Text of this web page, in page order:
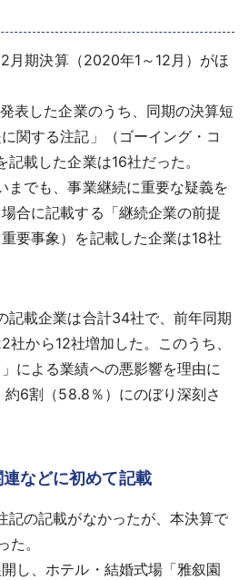
事例
あるご質問
期決算（2020年1～12月）がほ
表した企業のうち、同期の決算短
関する注記」（ゴーイング・コ
載した企業は16社だった。
でも、事業継続に重要な疑義を
合に記載する「継続企業の前提
要事象）を記載した企業は18社
記載企業は合計34社で、前年同期
社から12社増加した。このうち、
」による業績への悪影響を理由に
6割（58.8％）にのぼり深刻さ
などに初めて記載
の記載がなかったが、本決算で
た。
し、ホテル・結婚式場「雅叙園